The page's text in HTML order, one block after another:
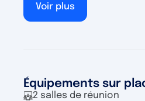
Voir plus
Équipements sur
2 salles de réunion